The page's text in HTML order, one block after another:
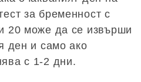
за бременност с
20 може да се извърши
ден и само ако
с 1-2 дни.